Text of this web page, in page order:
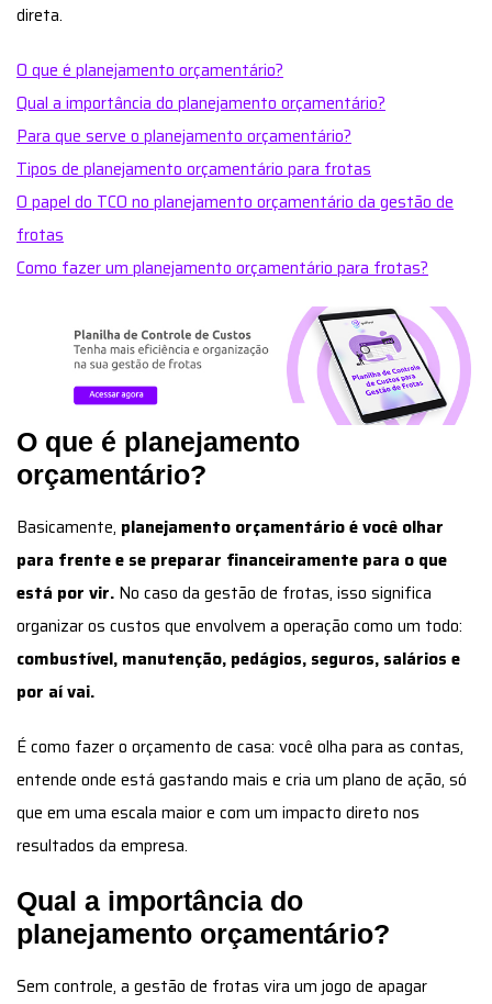
direta.
O que é planejamento orçamentário?
Qual a importância do planejamento orçamentário?
Para que serve o planejamento orçamentário?
Tipos de planejamento orçamentário para frotas
O papel do TCO no planejamento orçamentário da gestão de
frotas
Como fazer um planejamento orçamentário para frotas?
O que é planejamento
orçamentário?
Basicamente, planejamento orçamentário é você olhar
para frente e se preparar financeiramente para o que
está por vir. No caso da gestão de frotas, isso significa
organizar os custos que envolvem a operação como um todo:
combustível, manutenção, pedágios, seguros, salários e
por aí vai.
É como fazer o orçamento de casa: você olha para as contas,
entende onde está gastando mais e cria um plano de ação, só
que em uma escala maior e com um impacto direto nos
resultados da empresa.
Qual a importância do
planejamento orçamentário?
Sem controle, a gestão de frotas vira um jogo de apagar